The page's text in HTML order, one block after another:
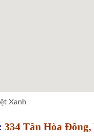
Xanh
334 Tân Hòa